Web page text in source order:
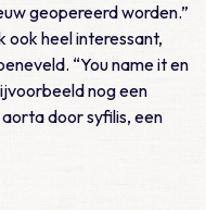
geopereerd worden.”
ook heel interessant,
“You name it en
nog een
door syfilis, een